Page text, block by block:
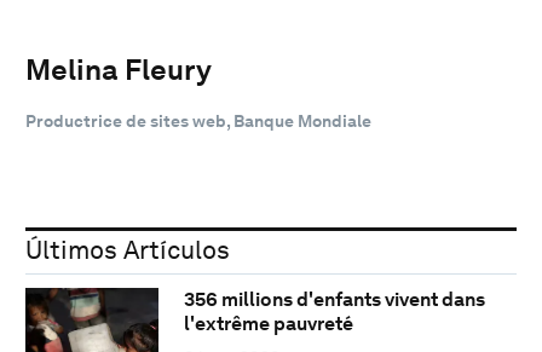
Melina Fleury
Productrice de sites web, Banque Mondiale
Últimos Artículos
356 millions d'enfants vivent dans
l'extrême pauvreté